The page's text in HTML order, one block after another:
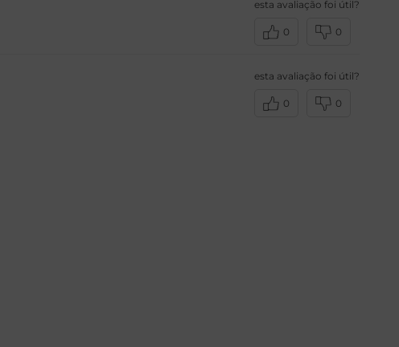
esta avaliação foi útil?
0 0
esta avaliação foi útil?
0 0